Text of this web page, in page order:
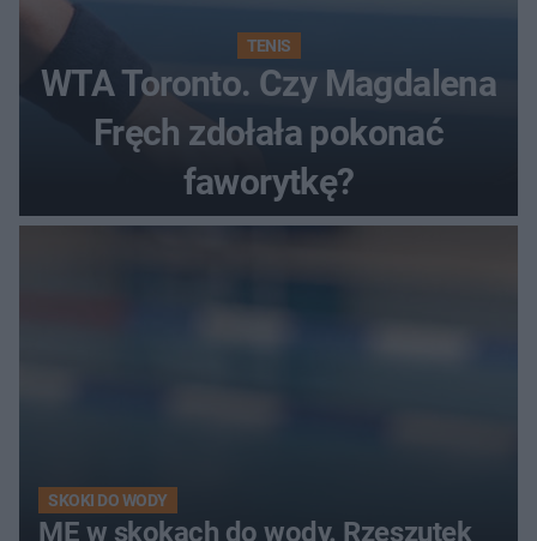
TENIS
WTA Toronto. Czy Magdalena
Fręch zdołała pokonać
faworytkę?
SKOKI DO WODY
ME w skokach do wody. Rzeszutek